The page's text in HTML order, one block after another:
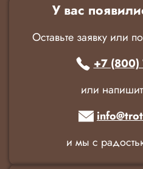
У вас
Оставьте заявку или
+7 (800)
или
и мы с